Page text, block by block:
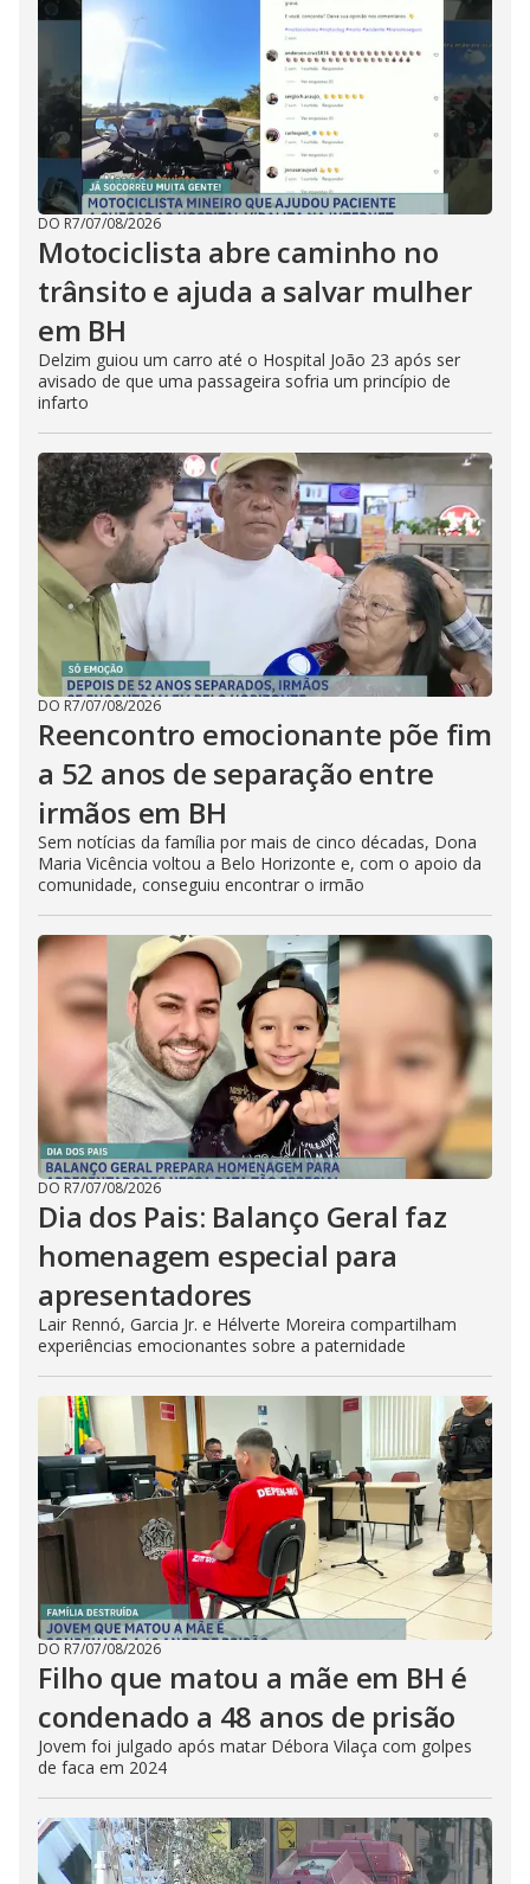
DO R7/07/08/2026
Motociclista abre caminho no
trânsito e ajuda a salvar mulher
em BH
Delzim guiou um carro até o Hospital João 23 após ser
avisado de que uma passageira sofria um princípio de
infarto
DO R7/07/08/2026
Reencontro emocionante põe fim
a 52 anos de separação entre
irmãos em BH
Sem notícias da família por mais de cinco décadas, Dona
Maria Vicência voltou a Belo Horizonte e, com o apoio da
comunidade, conseguiu encontrar o irmão
DO R7/07/08/2026
Dia dos Pais: Balanço Geral faz
homenagem especial para
apresentadores
Lair Rennó, Garcia Jr. e Hélverte Moreira compartilham
experiências emocionantes sobre a paternidade
DO R7/07/08/2026
Filho que matou a mãe em BH é
condenado a 48 anos de prisão
Jovem foi julgado após matar Débora Vilaça com golpes
de faca em 2024